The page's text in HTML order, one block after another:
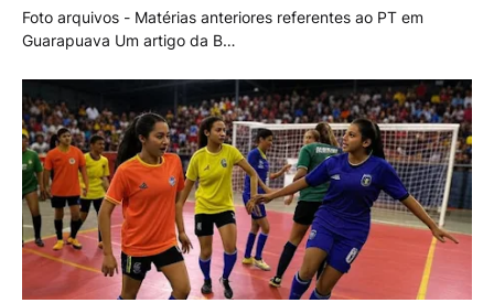
Foto arquivos - Matérias anteriores referentes ao PT em
Guarapuava Um artigo da B…